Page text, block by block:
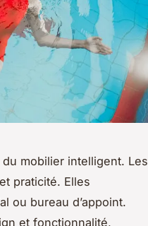
mobilier intelligent. Les
praticité. Elles
ou bureau d’appoint.
et fonctionnalité,